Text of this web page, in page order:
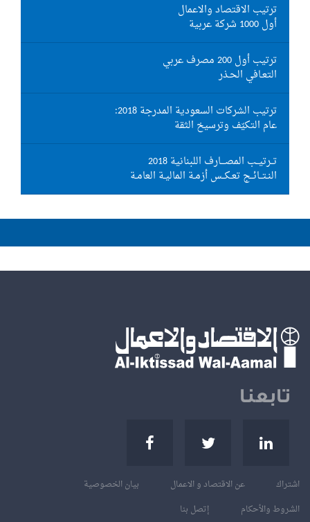
ترتيب الاقتصاد والاعمال
أول 1000 شركة عربية
ترتيب أول 200 مصرف عربي
التعـافي الحـذر
ترتيب الشركات السعودية المدرجة 2018:
عام التكيّف وترسيخ الثقة
تــرتيــب المصـــارف اللبنانية 2018
النـتــائــج تعـكــس أزمـة الماليـة العامـة
تابعنا
اشتراك عن الاقتصاد و الاعمال
بيان الخصوصية
الشروط والأحكام
إتصل بنا